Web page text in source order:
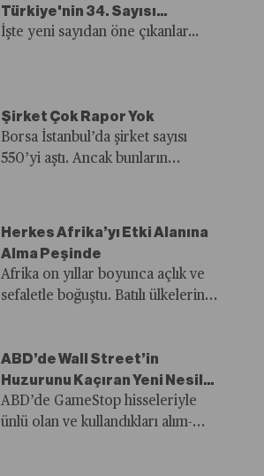
Türkiye'nin 34. Sayısı
Yayında!
İşte yeni sayıdan öne çıkanlar...
Şirket Çok Rapor Yok
Borsa İstanbul’da şirket sayısı
550’yi aştı. Ancak bunların
yer alan şirketlerin bile yarısından
fazlasıyla ilgili doğru düzgün
rapor bulunmuyor.
Herkes Afrika’yı Etki Alanına
Alma Peşinde
Afrika on yıllar boyunca açlık ve
sefaletle boğuştu. Batılı ülkelerin
ilişkilerin geliştirilmesi daha sonra
da jeopolitik menfaatler ile nüfuz
arayışını izledi. Son yıllarda
Körfez sermayesi Rusya, Çin ve
ABD’de Wall Street’in
Huzurunu Kaçıran Yeni Nesil
Yatırımcılar
ABD’de GameStop hisseleriyle
ünlü olan ve kullandıkları alım-